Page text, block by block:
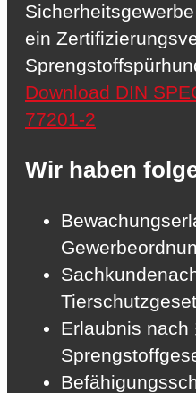
ein
Download DIN
77201-2
Wir haben
Erlaubnis nach